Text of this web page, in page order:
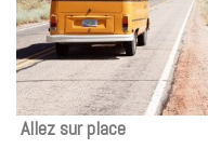
Allez sur place